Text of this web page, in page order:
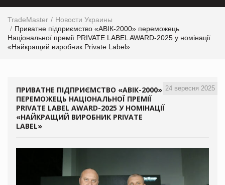
TradeMaster
Новости Украины
Приватне підприємство «АВІК-2000» переможець
Національної премії PRIVATE LABEL AWARD-2025 у номінації
«Найкращий виробник Private Label»
24 вересня 2025
ПРИВАТНЕ ПІДПРИЄМСТВО «АВІК-2000»
ПЕРЕМОЖЕЦЬ НАЦІОНАЛЬНОЇ ПРЕМІЇ
PRIVATE LABEL AWARD-2025 У НОМІНАЦІЇ
«НАЙКРАЩИЙ ВИРОБНИК PRIVATE
LABEL»